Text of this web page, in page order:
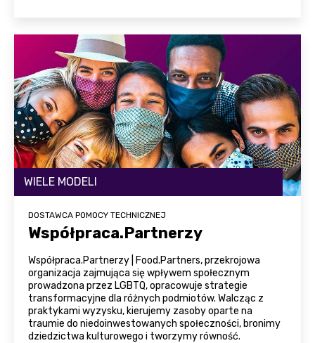
WIELE MODELI
DOSTAWCA POMOCY TECHNICZNEJ
Współpraca.Partnerzy
Współpraca.Partnerzy | Food.Partners, przekrojowa
organizacja zajmująca się wpływem społecznym
prowadzona przez LGBTQ, opracowuje strategie
transformacyjne dla różnych podmiotów. Walcząc z
praktykami wyzysku, kierujemy zasoby oparte na
traumie do niedoinwestowanych społeczności, bronimy
dziedzictwa kulturowego i tworzymy równość.